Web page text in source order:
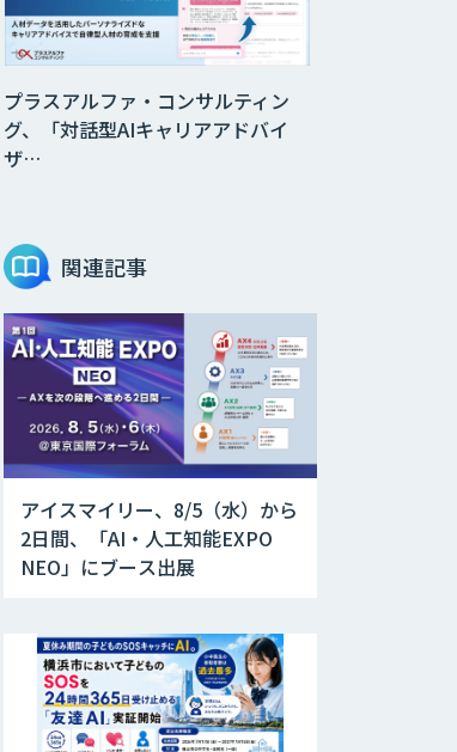
プラスアルファ・コンサルティン
グ、「対話型AIキャリアアドバイ
ザ…
関連記事
アイスマイリー、8/5（水）から
2日間、「AI・人工知能EXPO
NEO」にブース出展